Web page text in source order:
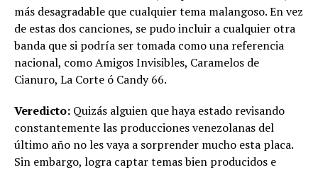
más desagradable que cualquier tema malangoso. En vez
de estas dos canciones, se pudo incluir a cualquier otra
banda que si podría ser tomada como una referencia
nacional, como Amigos Invisibles, Caramelos de
Cianuro, La Corte ó Candy 66.
Veredicto: Quizás alguien que haya estado revisando
constantemente las producciones venezolanas del
último año no les vaya a sorprender mucho esta placa.
Sin embargo, logra captar temas bien producidos e